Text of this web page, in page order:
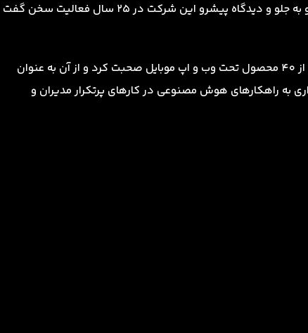
شاهین طبری رییس هیأت مدیره چارگون در ادامه از نگاه رو به جلو و دیدگاه پیشرو این شرکت در ۲۵ سال فعالیت سخن گفت
وی در ادامه از جایگاه ویژه نسل جدید «دیدگاه» شامل بیش از 40 محصول تحت وب و اپ موبایل صحبت کرد و از آن به عنوان
به راهکارهای هوش مصنوعی در کارهای پرتکرار مدیران و